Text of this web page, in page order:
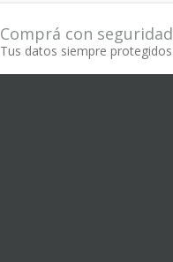
Comprá con seguridad
Tus datos siempre protegidos